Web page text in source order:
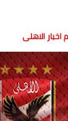
الاهلى